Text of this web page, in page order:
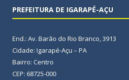
PREFEITURA DE IGARAPÉ-AÇU
End.: Av. Barão do Rio Branco, 3913
Cidade: Igarapé-Açu – PA
Bairro: Centro
CEP: 68725-000